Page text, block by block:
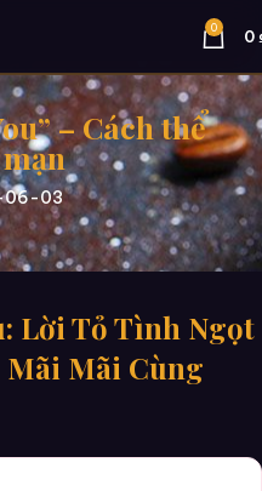
0 0
– Cách thể
06-03
Lời Tỏ Tình Ngọt
Mãi Mãi Cùng